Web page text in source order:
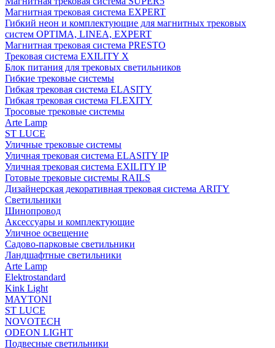
Магнитная трековая система EXPERT
Гибкий неон и комплектующие для магнитных трековых
систем OPTIMA, LINEA, EXPERT
Магнитная трековая система PRESTO
Трековая система EXILITY X
Блок питания для трековых светильников
Гибкие трековые системы
Гибкая трековая система ELASITY
Гибкая трековая система FLEXITY
Тросовые трековые системы
Arte Lamp
ST LUCE
Уличные трековые системы
Уличная трековая система ELASITY IP
Уличная трековая система EXILITY IP
Готовые трековые системы RAILS
Дизайнерская декоративная трековая система ARITY
Светильники
Шинопровод
Аксессуары и комплектующие
Уличное освещение
Садово-парковые светильники
Ландшафтные светильники
Arte Lamp
Elektrostandard
Kink Light
MAYTONI
ST LUCE
NOVOTECH
ODEON LIGHT
Подвесные светильники